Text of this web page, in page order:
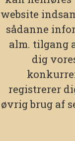
website
sådanne
alm. tilgang
dig
registrerer
øvrig brug af